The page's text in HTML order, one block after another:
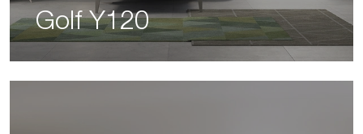
Golf Y120